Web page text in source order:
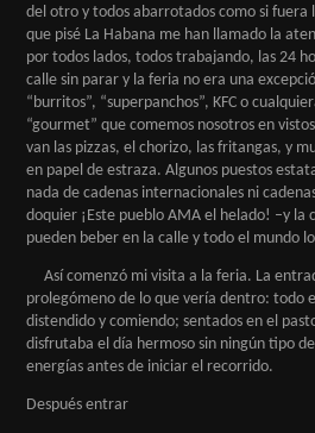
del otro y todos abarrotados como si fuera
que pisé La Habana me han llamado la
por todos lados, todos trabajando, las 24
calle sin parar y la feria no era una
“burritos”, “superpanchos”, KFC o
“gourmet” que comemos nosotros en
van las pizzas, el chorizo, las fritangas, y
en papel de estraza. Algunos puestos
nada de cadenas internacionales ni
doquier ¡Este pueblo AMA el helado! –y la
pueden beber en la calle y todo el mundo
Así comenzó mi visita a la feria. La
prolegómeno de lo que vería dentro: todo
distendido y comiendo; sentados en el
disfrutaba el día hermoso sin ningún tipo
energías antes de iniciar el recorrido.
Después entrar